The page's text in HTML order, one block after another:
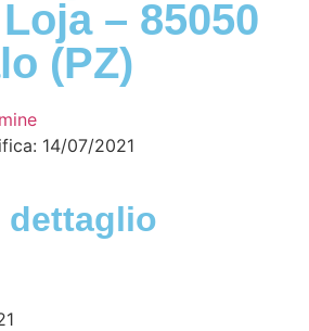
– 85050
(PZ)
14/07/2021
dettaglio